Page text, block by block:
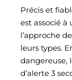
Précis et
est associé à
l’approche
leurs types.
dangereuse,
d’alerte 3